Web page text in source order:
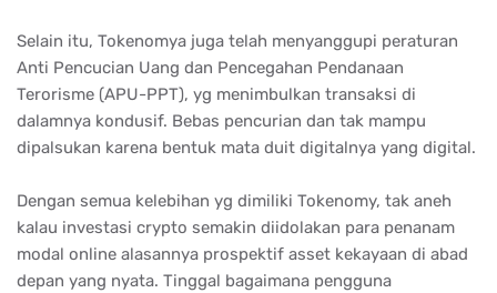
Selain itu, Tokenomya juga telah menyanggupi peraturan
Anti Pencucian Uang dan Pencegahan Pendanaan
Terorisme (APU-PPT), yg menimbulkan transaksi di
dalamnya kondusif. Bebas pencurian dan tak mampu
dipalsukan karena bentuk mata duit digitalnya yang digital.
Dengan semua kelebihan yg dimiliki Tokenomy, tak aneh
kalau investasi crypto semakin diidolakan para penanam
modal online alasannya prospektif asset kekayaan di abad
depan yang nyata. Tinggal bagaimana pengguna